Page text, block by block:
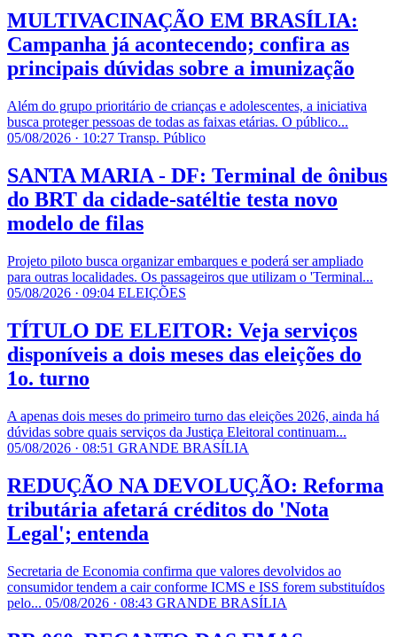
MULTIVACINAÇÃO EM BRASÍLIA:
Campanha já acontecendo; confira as
principais dúvidas sobre a imunização
Além do grupo prioritário de crianças e adolescentes, a iniciativa
busca proteger pessoas de todas as faixas etárias. O público...
05/08/2026 · 10:27 Transp. Público
SANTA MARIA - DF: Terminal de ônibus
do BRT da cidade-satéltie testa novo
modelo de filas
Projeto piloto busca organizar embarques e poderá ser ampliado
para outras localidades. Os passageiros que utilizam o 'Terminal...
05/08/2026 · 09:04 ELEIÇÕES
TÍTULO DE ELEITOR: Veja serviços
disponíveis a dois meses das eleições do
1o. turno
A apenas dois meses do primeiro turno das eleições 2026, ainda há
dúvidas sobre quais serviços da Justiça Eleitoral continuam...
05/08/2026 · 08:51 GRANDE BRASÍLIA
REDUÇÃO NA DEVOLUÇÃO: Reforma
tributária afetará créditos do 'Nota
Legal'; entenda
Secretaria de Economia confirma que valores devolvidos ao
consumidor tendem a cair conforme ICMS e ISS forem substituídos
pelo... 05/08/2026 · 08:43 GRANDE BRASÍLIA